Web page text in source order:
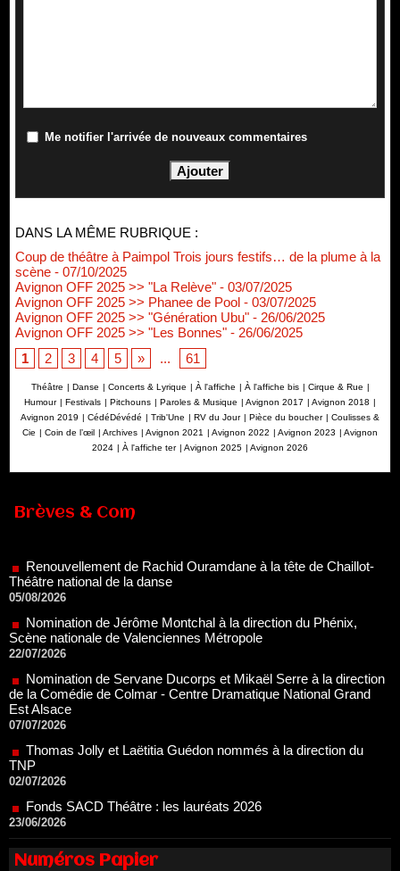
Me notifier l'arrivée de nouveaux commentaires
DANS LA MÊME RUBRIQUE :
Coup de théâtre à Paimpol Trois jours festifs… de la plume à la
scène - 07/10/2025
Avignon OFF 2025 >> "La Relève" - 03/07/2025
Avignon OFF 2025 >> Phanee de Pool - 03/07/2025
Avignon OFF 2025 >> "Génération Ubu" - 26/06/2025
Avignon OFF 2025 >> "Les Bonnes" - 26/06/2025
1
2 3 4 5 » ... 61
Théâtre | Danse | Concerts & Lyrique | À l'affiche | À l'affiche bis | Cirque & Rue |
Humour | Festivals | Pitchouns | Paroles & Musique | Avignon 2017 | Avignon 2018 |
Avignon 2019 | CédéDévédé | Trib'Une | RV du Jour | Pièce du boucher | Coulisses &
Cie | Coin de l’œil | Archives | Avignon 2021 | Avignon 2022 | Avignon 2023 | Avignon
2024 | À l'affiche ter | Avignon 2025 | Avignon 2026
Brèves & Com
Renouvellement de Rachid Ouramdane à la tête de Chaillot-
Nomination de Jérôme Montchal à la direction du Phénix,
Scène nationale de Valenciennes Métropole
Nomination de Servane Ducorps et Mikaël Serre à la direction
de la Comédie de Colmar - Centre Dramatique National Grand
07/07/2026
Thomas Jolly et Laëtitia Guédon nommés à la direction du
TNP
Fonds SACD Théâtre : les lauréats 2026
23/06/2026
Dispositif ARTCENA Écrire pour le cirque, les lauréats 2026 !
20/06/2026
Le palmarès des prix SACD 2026
18/06/2026
Numéros Papier